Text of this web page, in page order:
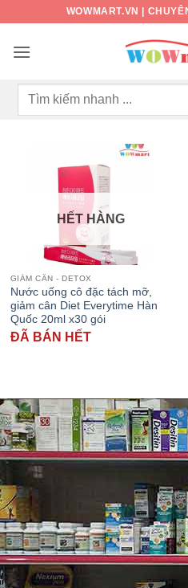
nội
WOWMART.VN |
Tìm
HẾT HÀNG
GIẢM CÂN - DETOX
Nước uống cô đặc tách mỡ,
giảm cân Diet Everytime Hàn
Quốc 20ml x30 gói
ĐÃ BÁN HẾT